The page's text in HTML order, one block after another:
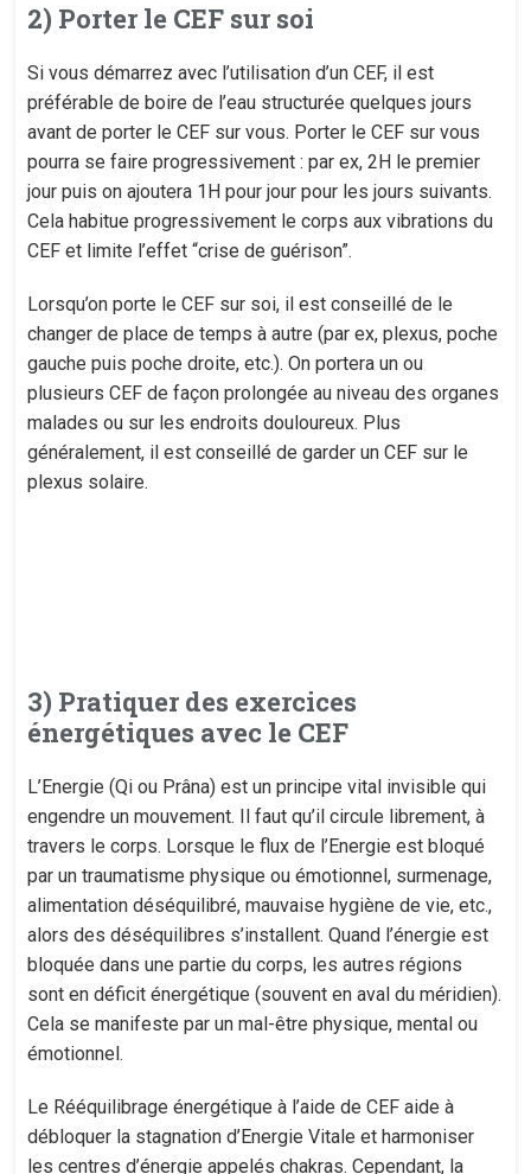
2) Porter le CEF sur soi
Si vous démarrez avec l’utilisation d’un CEF, il est
préférable de boire de l’eau structurée quelques jours
avant de porter le CEF sur vous. Porter le CEF sur vous
pourra se faire progressivement : par ex, 2H le premier
jour puis on ajoutera 1H pour jour pour les jours suivants.
Cela habitue progressivement le corps aux vibrations du
CEF et limite l’effet “crise de guérison”.
Lorsqu’on porte le CEF sur soi, il est conseillé de le
changer de place de temps à autre (par ex, plexus, poche
gauche puis poche droite, etc.). On portera un ou
plusieurs CEF de façon prolongée au niveau des organes
malades ou sur les endroits douloureux. Plus
généralement, il est conseillé de garder un CEF sur le
plexus solaire.
3) Pratiquer des exercices
énergétiques avec le CEF
L’Energie (Qi ou Prâna) est un principe vital invisible qui
engendre un mouvement. Il faut qu’il circule librement, à
travers le corps. Lorsque le flux de l’Energie est bloqué
par un traumatisme physique ou émotionnel, surmenage,
alimentation déséquilibré, mauvaise hygiène de vie, etc.,
alors des déséquilibres s’installent. Quand l’énergie est
bloquée dans une partie du corps, les autres régions
sont en déficit énergétique (souvent en aval du méridien).
Cela se manifeste par un mal-être physique, mental ou
émotionnel.
Le Rééquilibrage énergétique à l’aide de CEF aide à
débloquer la stagnation d’Energie Vitale et harmoniser
les centres d’énergie appelés chakras. Cependant, la